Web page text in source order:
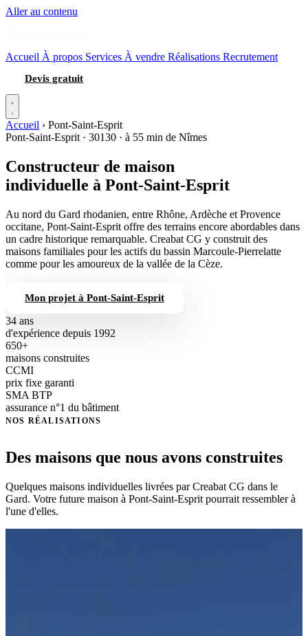
Aller au contenu
Accueil À propos Services À vendre Réalisations Recrutement
Devis gratuit
Accueil › Pont-Saint-Esprit
Pont-Saint-Esprit · 30130 · à 55 min de Nîmes
Constructeur de maison
individuelle à Pont-Saint-Esprit
Au nord du Gard rhodanien, entre Rhône, Ardèche et Provence
occitane, Pont-Saint-Esprit offre des terrains encore abordables dans
un cadre historique remarquable. Creabat CG y construit des
maisons familiales pour les actifs du bassin Marcoule-Pierrelatte
comme pour les amoureux de la vallée de la Cèze.
Mon projet à Pont-Saint-Esprit
34 ans
d'expérience depuis 1992
650+
maisons construites
CCMI
prix fixe garanti
SMA BTP
assurance n°1 du bâtiment
NOS RÉALISATIONS
Des maisons que nous avons construites
Quelques maisons individuelles livrées par Creabat CG dans le
Gard. Votre future maison à Pont-Saint-Esprit pourrait ressembler à
l'une d'elles.